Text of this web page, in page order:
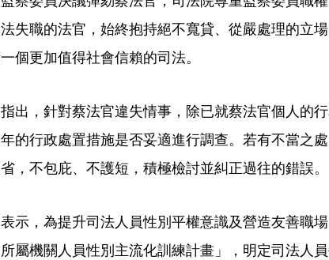
失職的法官，始終抱持絕不寬貸、從嚴處理的立
個更加值得社會信賴的司法。
出，針對蔡法官違失情事，除已就蔡法官個人的
的行政處置措施是否妥適進行調查。若有不當之
，不包庇、不護短，積極檢討並糾正過往的錯誤。
示，為提升司法人員性別平權意識及營造友善職
所屬機關人員性別主流化訓練計畫」，明定司法人